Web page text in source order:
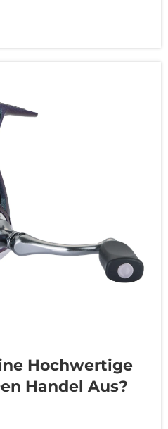
, Graphit- und
Gewicht, Steifigkeit und
– Kompromisse. Das
Hochwertige
Handel Aus?